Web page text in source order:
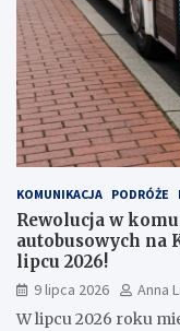
KOMUNIKACJA PODRÓŻE
Rewolucja w
autobusowych na
lipcu 2026!
9 lipca 2026
Anna
W lipcu 2026 roku